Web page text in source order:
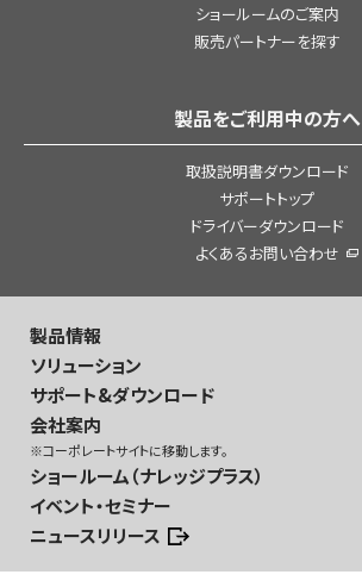
ショールームのご案内
販売パートナーを探す
製品をご利用中の方へ
取扱説明書ダウンロード
サポートトップ
ドライバーダウンロード
よくあるお問い合わせ
製品情報
ソリューション
サポート&ダウンロード
会社案内
※コーポレートサイトに移動します。
ショールーム（ナレッジプラス）
イベント・セミナー
ニュースリリース